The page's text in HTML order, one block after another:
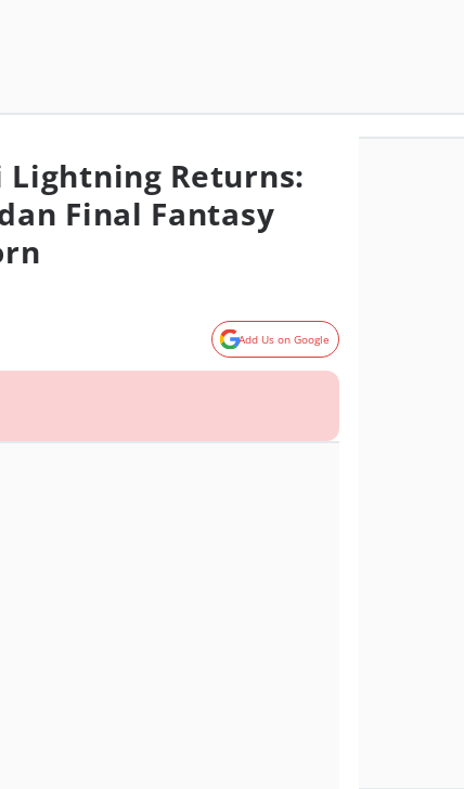
Returns:
Final Fantasy
Add Us on Google